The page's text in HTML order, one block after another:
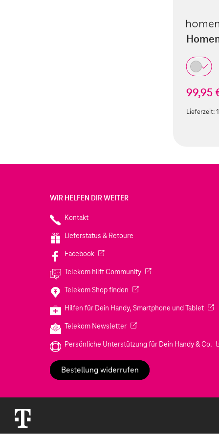
99,95
Lieferzeit:
WIR HELFEN DIR WEITER
Kontakt
Lieferstatus & Retoure
Facebook(Wird in einem neuen Tab geöffnet)
Telekom hilft Community(Wird in einem neuen
Telekom Shop finden (Wird in einem neuen Tab
Hilfen für Dein Handy, Smartphone und Tablet
Telekom Newsletter(Wird in einem neuen Tab
Persönliche Unterstützung für Dein Handy & Co.
Bestellung widerrufen